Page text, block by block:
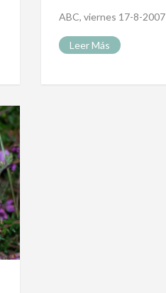
ABC, viernes 17-8-2007
Leer Más